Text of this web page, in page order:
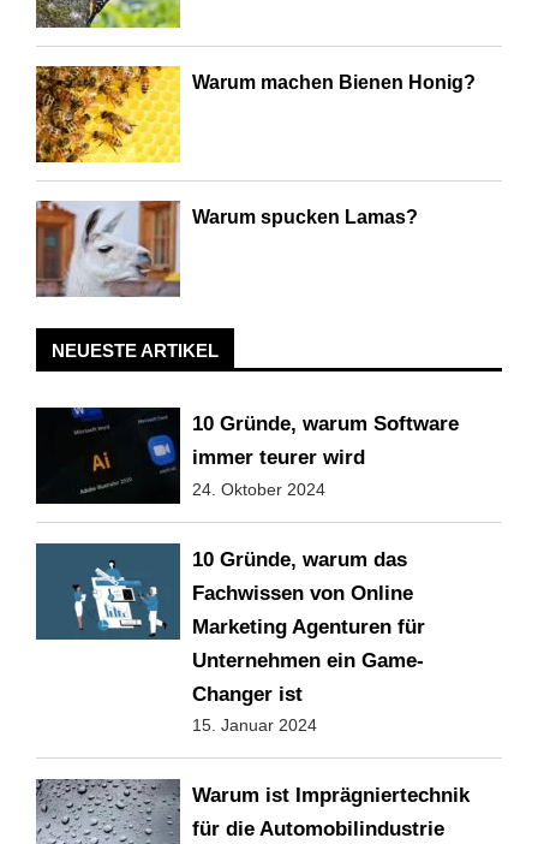
Warum machen Bienen Honig?
Warum spucken Lamas?
NEUESTE ARTIKEL
10 Gründe, warum Software
immer teurer wird
24. Oktober 2024
10 Gründe, warum das
Fachwissen von Online
Marketing Agenturen für
Unternehmen ein Game-
Changer ist
15. Januar 2024
Warum ist Imprägniertechnik
für die Automobilindustrie